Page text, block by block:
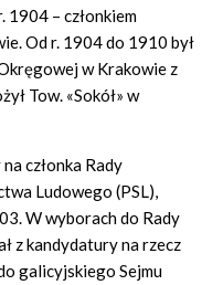
1904 – członkiem
Od r. 1904 do 1910 był
w Krakowie z
Tow. «Sokół» w
członka Rady
Ludowego (PSL),
W wyborach do Rady
z kandydatury na rzecz
galicyjskiego Sejmu